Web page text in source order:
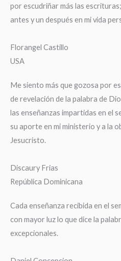
por escudriñar más las
antes y un después en mi vida
Florangel Castillo
USA
Me siento más que gozosa por
de revelación de la palabra de
las enseñanzas impartidas en el
su aporte en mi ministerio y a la
Jesucristo.
Discaury Frias
República Dominicana
Cada enseñanza recibida en el
con mayor luz lo que dice la
excepcionales.